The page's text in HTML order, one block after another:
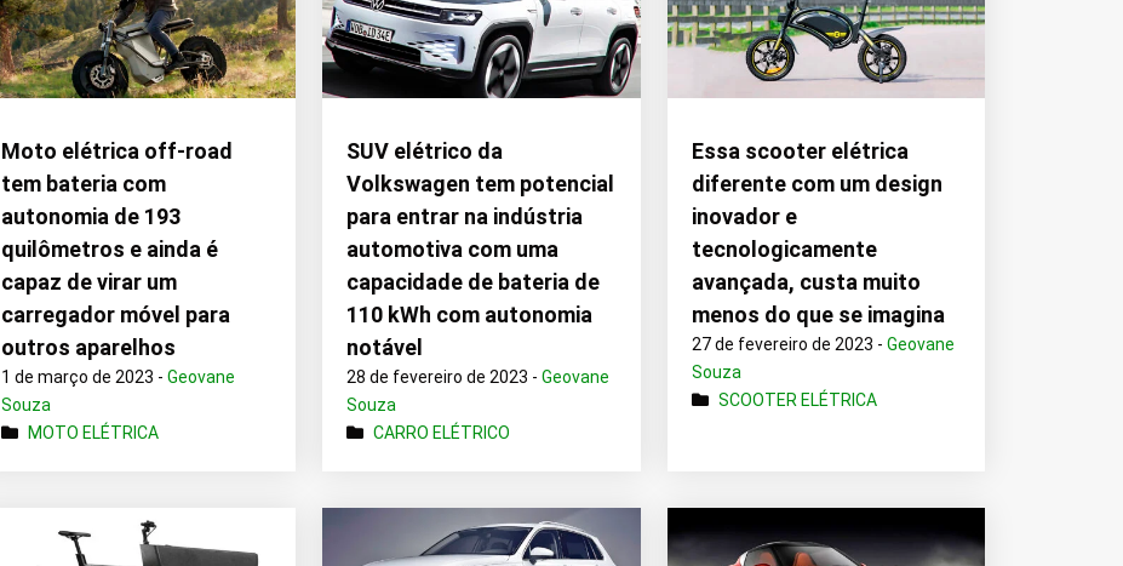
Moto elétrica off-road
tem bateria com
autonomia de 193
quilômetros e ainda é
capaz de virar um
carregador móvel para
outros aparelhos
1 de março de 2023 -Geovane
Souza
MOTO ELÉTRICA
SUV elétrico da
Volkswagen tem potencial
para entrar na indústria
automotiva com uma
capacidade de bateria de
110 kWh com autonomia
notável
28 de fevereiro de 2023 -Geovane
Souza
CARRO ELÉTRICO
Essa scooter elétrica
diferente com um design
inovador e
tecnologicamente
avançada, custa muito
menos do que se imagina
27 de fevereiro de 2023 -Geovane
Souza
SCOOTER ELÉTRICA